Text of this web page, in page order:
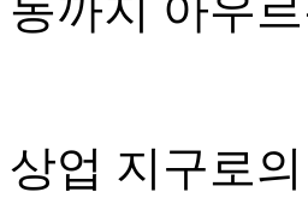
상업 지구로